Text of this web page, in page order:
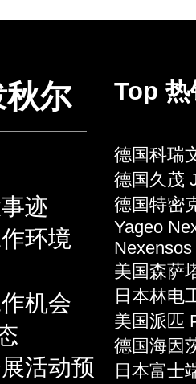
秋尔
迹
环境
机会
活动预
Top
德国科瑞
德国久茂
德国特密
Yageo
Nexensos
美国森萨
日本林电
美国派匹
德国海因
日本富士